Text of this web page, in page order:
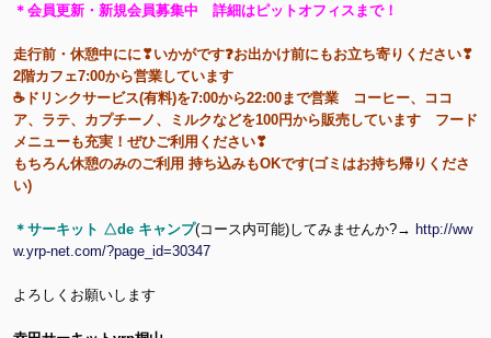
＊会員更新・新規会員募集中 詳細はピットオフィスまで！
走行前・休憩中にに❣いかがです❓お出かけ前にもお立ち寄りください❣
2階カフェ7:00から営業しています
☕ドリンクサービス(有料)を7:00から22:00まで営業 コーヒー、ココ
ア、ラテ、カプチーノ、ミルクなどを100円から販売しています フード
メニューも充実！ぜひご利用ください❣
もちろん休憩のみのご利用 持ち込みもOKです(ゴミはお持ち帰りくださ
い)
＊サーキット △de キャンプ(コース内可能)してみませんか?→ http://ww
w.yrp-net.com/?page_id=30347
よろしくお願いします